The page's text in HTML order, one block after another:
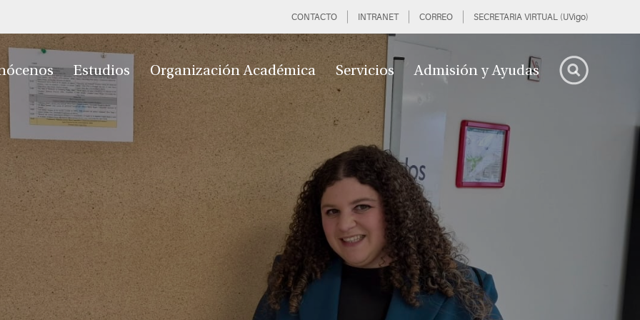
CONTACTO INTRANET CORREO SECRETARIA VIRTUAL (UVigo)
Estudios Organización Académica Servicios Admisión y Ayudas